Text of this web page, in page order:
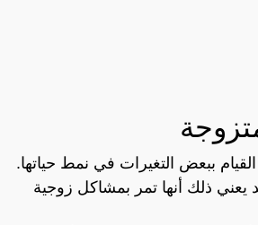
ببعض التغيرات في نمط حياتها.
ذلك أنها تمر بمشاكل زوجية